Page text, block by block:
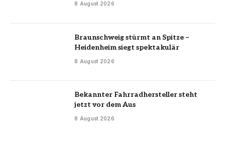
8 August 2026
Braunschweig stürmt an Spitze –
Heidenheim siegt spektakulär
8 August 2026
Bekannter Fahrradhersteller steht
jetzt vor dem Aus
8 August 2026